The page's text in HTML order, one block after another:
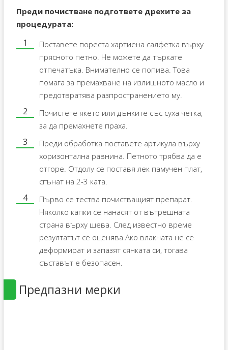
Преди почистване подгответе дрехите за
процедурата:
Поставете пореста хартиена салфетка върху
прясното петно. Не можете да търкате
отпечатъка. Внимателно се попива. Това
помага за премахване на излишното масло и
предотвратява разпространението му.
Почистете якето или дънките със суха четка,
за да премахнете праха.
Преди обработка поставете артикула върху
хоризонтална равнина. Петното трябва да е
отгоре. Отдолу се поставя лек памучен плат,
сгънат на 2-3 ката.
Първо се тества почистващият препарат.
Няколко капки се нанасят от вътрешната
страна върху шева. След известно време
резултатът се оценява.Ако влакната не се
деформират и запазят сянката си, тогава
съставът е безопасен.
Предпазни мерки